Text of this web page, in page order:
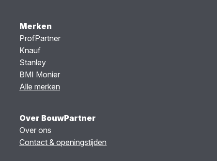
Merken
ProfPartner
Knauf
Stanley
BMI Monier
Alle merken
Over BouwPartner
Over ons
Contact & openingstijden